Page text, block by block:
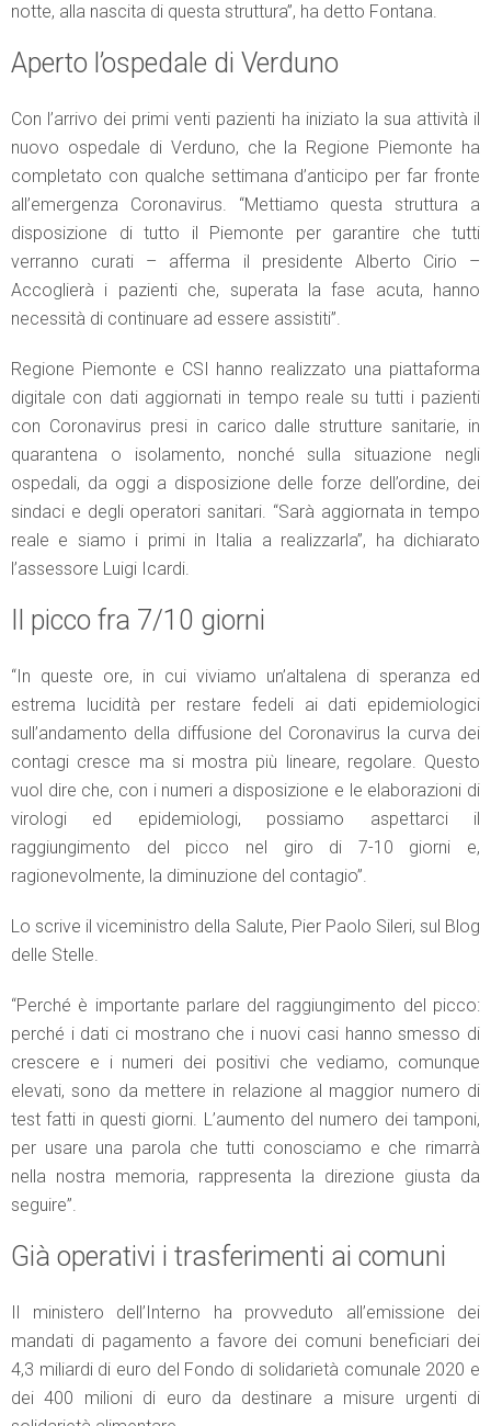
notte, alla nascita di questa struttura”, ha detto Fontana.
Aperto l’ospedale di Verduno
Con l’arrivo dei primi venti pazienti ha iniziato la sua attività il
nuovo ospedale di Verduno, che la Regione Piemonte ha
completato con qualche settimana d’anticipo per far fronte
all’emergenza Coronavirus. “Mettiamo questa struttura a
disposizione di tutto il Piemonte per garantire che tutti
verranno curati – afferma il presidente Alberto Cirio –
Accoglierà i pazienti che, superata la fase acuta, hanno
necessità di continuare ad essere assistiti”.
Regione Piemonte e CSI hanno realizzato una piattaforma
digitale con dati aggiornati in tempo reale su tutti i pazienti
con Coronavirus presi in carico dalle strutture sanitarie, in
quarantena o isolamento, nonché sulla situazione negli
ospedali, da oggi a disposizione delle forze dell’ordine, dei
sindaci e degli operatori sanitari. “Sarà aggiornata in tempo
reale e siamo i primi in Italia a realizzarla”, ha dichiarato
l’assessore Luigi Icardi.
Il picco fra 7/10 giorni
“In queste ore, in cui viviamo un’altalena di speranza ed
estrema lucidità per restare fedeli ai dati epidemiologici
sull’andamento della diffusione del Coronavirus la curva dei
contagi cresce ma si mostra più lineare, regolare. Questo
vuol dire che, con i numeri a disposizione e le elaborazioni di
virologi ed epidemiologi, possiamo aspettarci il
raggiungimento del picco nel giro di 7-10 giorni e,
ragionevolmente, la diminuzione del contagio”.
Lo scrive il viceministro della Salute, Pier Paolo Sileri, sul Blog
delle Stelle.
“Perché è importante parlare del raggiungimento del picco:
perché i dati ci mostrano che i nuovi casi hanno smesso di
crescere e i numeri dei positivi che vediamo, comunque
elevati, sono da mettere in relazione al maggior numero di
test fatti in questi giorni. L’aumento del numero dei tamponi,
per usare una parola che tutti conosciamo e che rimarrà
nella nostra memoria, rappresenta la direzione giusta da
seguire”.
Già operativi i trasferimenti ai comuni
Il ministero dell’Interno ha provveduto all’emissione dei
mandati di pagamento a favore dei comuni beneficiari dei
4,3 miliardi di euro del Fondo di solidarietà comunale 2020 e
dei 400 milioni di euro da destinare a misure urgenti di